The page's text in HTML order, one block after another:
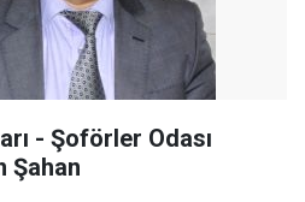
- Şoförler Odası
Şahan